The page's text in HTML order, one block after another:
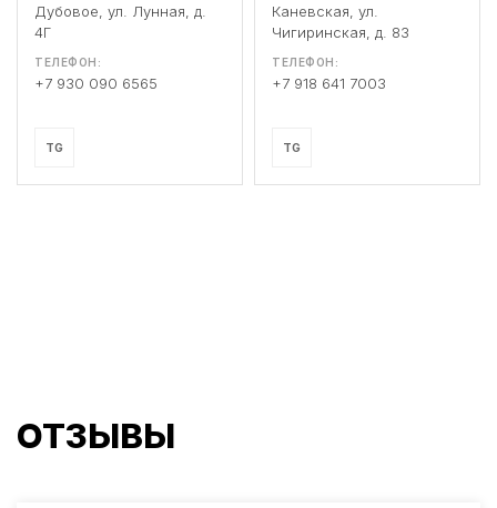
Дубовое, ул. Лунная, д.
4Г
ТЕЛЕФОН:
+7 930 090 6565
TG
Каневская, ул.
Чигиринская, д. 83
ТЕЛЕФОН:
+7 918 641 7003
TG
ОТЗЫВЫ